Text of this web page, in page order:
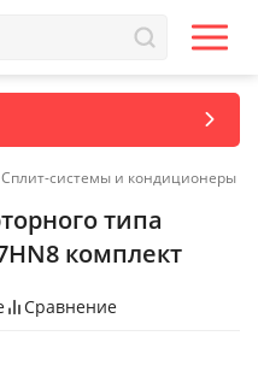
Сплит-системы и кондиционеры
типа
комплект
Сравнение